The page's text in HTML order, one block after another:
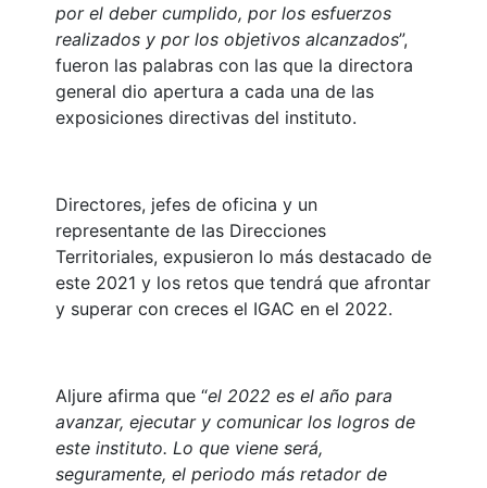
por el deber cumplido, por los esfuerzos
realizados y por los objetivos alcanzados”,
fueron las palabras con las que la directora
general dio apertura a cada una de las
exposiciones directivas del instituto.
Directores, jefes de oficina y un
representante de las Direcciones
Territoriales, expusieron lo más destacado de
este 2021 y los retos que tendrá que afrontar
y superar con creces el IGAC en el 2022.
Aljure afirma que “el 2022 es el año para
avanzar, ejecutar y comunicar los logros de
este instituto. Lo que viene será,
seguramente, el periodo más retador de